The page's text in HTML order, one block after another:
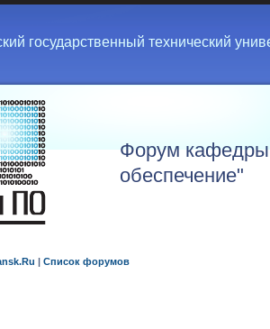
государственный технический
Форум
обеспечение"
| Список форумов